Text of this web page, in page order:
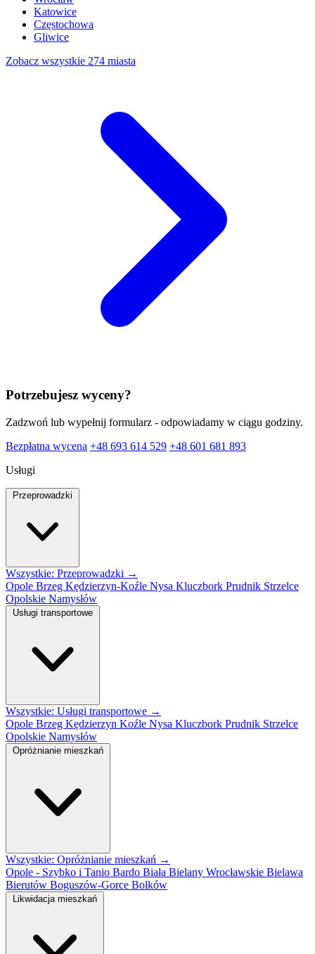
Katowice
Częstochowa
Gliwice
Zobacz wszystkie 274 miasta
Potrzebujesz wyceny?
Zadzwoń lub wypełnij formularz - odpowiadamy w ciągu godziny.
Bezpłatna wycena +48 693 614 529 +48 601 681 893
Usługi
Przeprowadzki
Wszystkie: Przeprowadzki →
Opole Brzeg Kędzierzyn-Koźle Nysa Kluczbork Prudnik Strzelce
Opolskie Namysłów
Usługi transportowe
Wszystkie: Usługi transportowe →
Opole Brzeg Kędzierzyn Koźle Nysa Kluczbork Prudnik Strzelce
Opolskie Namysłów
Opróżnianie mieszkań
Wszystkie: Opróżnianie mieszkań →
Opole - Szybko i Tanio Bardo Biała Bielany Wrocławskie Bielawa
Bierutów Boguszów-Gorce Bolków
Likwidacja mieszkań